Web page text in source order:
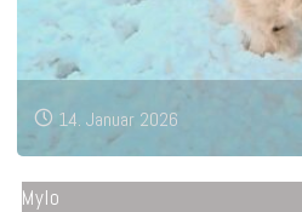
14. Januar 2026
Mylo